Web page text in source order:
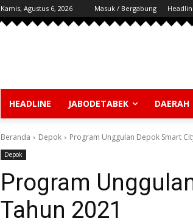
Kamis, Agustus 6, 2026 Masuk / Bergabung
HEADLINE JABODETABEK DAERAH
Beranda Depok Program Unggulan Depok Smart
Depok
Program
Tahun 2021